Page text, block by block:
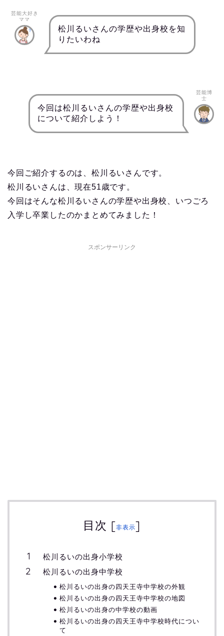
芸能大好き
ママ
松川るいさんの学歴や出身校を知
りたいわね
今回は松川るいさんの学歴や出身校
について紹介しよう！
芸能博
士
今回ご紹介するのは、松川るいさんです。
松川るいさんは、現在51歳です。
今回はそんな松川るいさんの学歴や出身校、いつごろ
入学し卒業したのかまとめてみました！
スポンサーリンク
目次 [非表示]
松川るいの出身小学校
松川るいの出身中学校
松川るいの出身の四天王寺中学校の外観
松川るいの出身の四天王寺中学校の地図
松川るいの出身の中学校の動画
松川るいの出身の四天王寺中学校時代につい
て